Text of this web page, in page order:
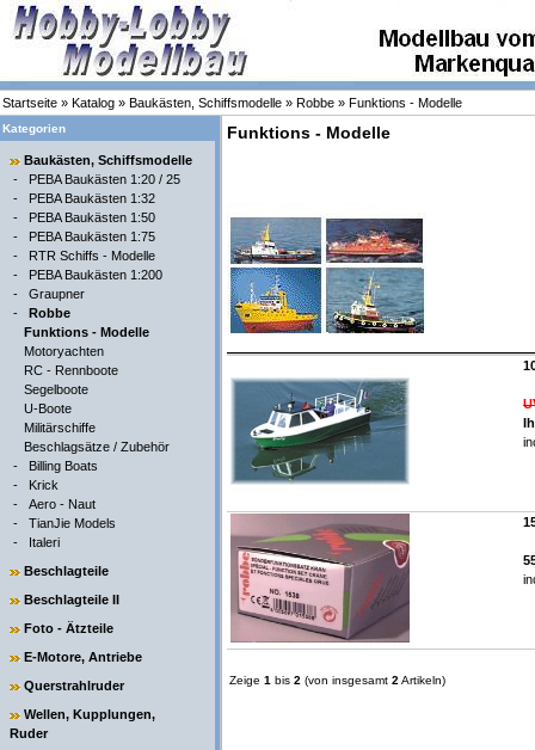
Startseite » Katalog » Baukästen, Schiffsmodelle » Robbe » Funktions - Modelle
Kategorien
Baukästen, Schiffsmodelle
- PEBA Baukästen 1:20 / 25
- PEBA Baukästen 1:32
- PEBA Baukästen 1:50
- PEBA Baukästen 1:75
- RTR Schiffs - Modelle
- PEBA Baukästen 1:200
- Graupner
- Robbe
Funktions - Modelle
Motoryachten
RC - Rennboote
Segelboote
U-Boote
Militärschiffe
Beschlagsätze / Zubehör
- Billing Boats
- Krick
- Aero - Naut
- TianJie Models
- Italeri
Beschlagteile
Beschlagteile II
Foto - Ätzteile
E-Motore, Antriebe
Querstrahlruder
Wellen, Kupplungen,
Ruder
Funktions - Modelle
Zeige 1 bis 2 (von insgesamt 2 Artikeln)